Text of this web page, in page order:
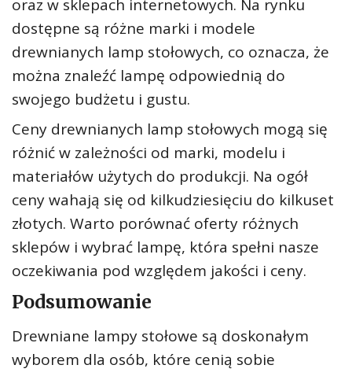
oraz w sklepach internetowych. Na rynku
dostępne są różne marki i modele
drewnianych lamp stołowych, co oznacza, że
można znaleźć lampę odpowiednią do
swojego budżetu i gustu.
Ceny drewnianych lamp stołowych mogą się
różnić w zależności od marki, modelu i
materiałów użytych do produkcji. Na ogół
ceny wahają się od kilkudziesięciu do kilkuset
złotych. Warto porównać oferty różnych
sklepów i wybrać lampę, która spełni nasze
oczekiwania pod względem jakości i ceny.
Podsumowanie
Drewniane lampy stołowe są doskonałym
wyborem dla osób, które cenią sobie